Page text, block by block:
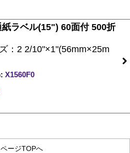
ラベル(15") 60面付 500折
：2 2/10"×1"(56mm×25m
: X1560F0
ページTOPへ